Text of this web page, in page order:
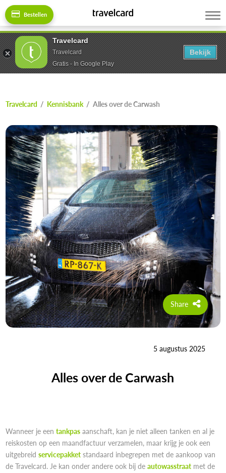
Bestellen
Travelcard / Kennisbank /Alles over de Carwash
Share
5 augustus 2025
Alles over de Carwash
Wanneer je eentankpas aanschaft, kan je niet alleen tanken en al je
reiskosten op een maandfactuur verzamelen, maar krijg je ook een
uitgebreidservicepakket standaard inbegrepen met de aankoop van
de Travelcard. Je kan onder andere ook bij deautowasstraat met de
Travelcard
Travelcard
Gratis - In Google Play
Bekijk